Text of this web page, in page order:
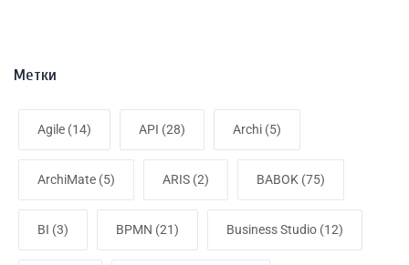
Метки
Agile (14) API (28) Archi (5)
ArchiMate (5) ARIS (2) BABOK (75)
BI (3) BPMN (21) Business Studio (12)